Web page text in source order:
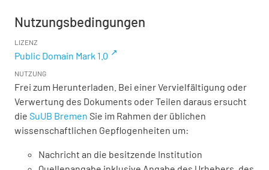
Nutzungsbedingungen
LIZENZ
Public Domain Mark 1.0
NUTZUNG
Frei zum Herunterladen. Bei einer Vervielfältigung oder
Verwertung des Dokuments oder Teilen daraus ersucht
die SuUB Bremen Sie im Rahmen der üblichen
wissenschaftlichen Gepflogenheiten um:
Nachricht an die besitzende Institution